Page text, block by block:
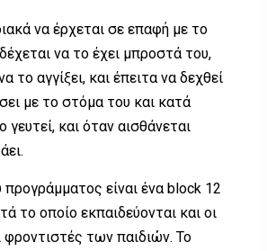
να έρχεται σε επαφή με το
να το έχει μπροστά του,
το αγγίξει, και έπειτα να δεχθεί
με το στόμα του και κατά
και όταν αισθάνεται
προγράμματος είναι ένα block 12
το οποίο εκπαιδεύονται και οι
φροντιστές των παιδιών. Το